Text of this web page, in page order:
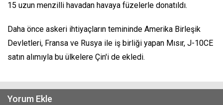
15 uzun menzilli havadan havaya füzelerle donatıldı.
Daha önce askeri ihtiyaçların temininde Amerika Birleşik
Devletleri, Fransa ve Rusya ile iş birliği yapan Mısır, J-10CE
satın alımıyla bu ülkelere Çin'i de ekledi.
Yorum Ekle